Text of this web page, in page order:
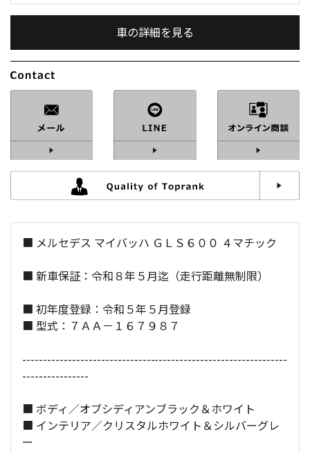
車の詳細を見る
車検：2年付
修復歴：
中古車
総排気量：4,000cc
■ メルセデス マイバッハ ＧＬＳ６００ ４マチック
■ 新車保証：令和８年５月迄（走行距離無制限）
■ 初年度登録：令和５年５月登録
■ 型式：７ＡＡ－１６７９８７
----------------------------------------------------------------
----------------
■ ボディ／オブシディアンブラック＆ホワイト
■ インテリア／クリスタルホワイト＆シルバーグレ
ー